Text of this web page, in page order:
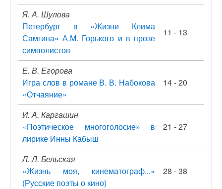
Я. А. Шулова
Петербург в «Жизни Клима
Самгина» А.М. Горького и в прозе
символистов
11 - 13
Е. В. Егорова
Игра слов в романе В. В. Набокова
«Отчаяние»
14 - 20
И. А. Каргашин
«Поэтическое многоголосие» в
лирике Инны Кабыш
21 - 27
Л. Л. Бельская
«Жизнь моя, кинематограф...»
(Русские поэты о кино)
28 - 38